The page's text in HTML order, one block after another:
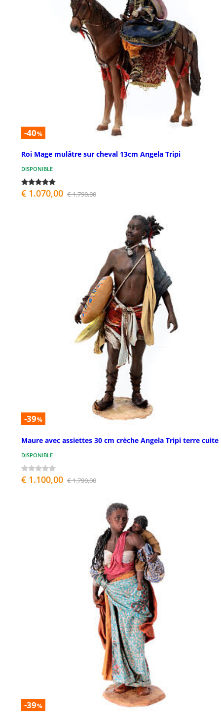
-40%
Roi Mage mulâtre sur cheval 13cm Angela Tripi
DISPONIBLE
€ 1.070,00 € 1.790,00
-39%
Maure avec assiettes 30 cm crèche Angela Tripi terre cuite
DISPONIBLE
€ 1.100,00 € 1.790,00
-39%